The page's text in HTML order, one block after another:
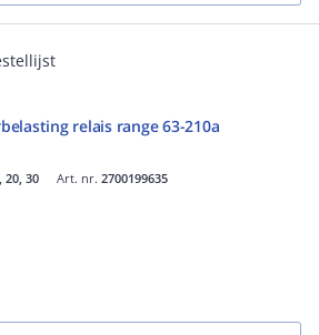
relais range 63-210a
Art. nr. 2700199635
20, 30